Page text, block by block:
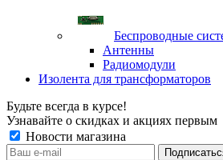
Беспроводные
Антенны
Радиомодули
Изолента для трансформаторов
Будьте всегда в курсе!
Узнавайте о скидках и акциях первым
Новости магазина